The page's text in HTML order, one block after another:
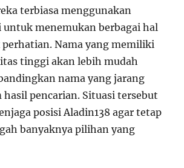
terbiasa menggunakan
untuk menemukan berbagai hal
Nama yang memiliki
tinggi akan lebih mudah
nama yang jarang
hasil pencarian. Situasi tersebut
posisi Aladin138 agar tetap
banyaknya pilihan yang